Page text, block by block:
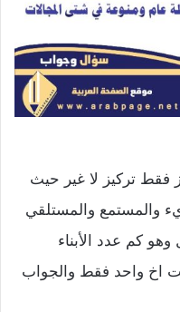
تركيز لا غير حيث
والمستمع والمستلقي
كم عدد الأبناء
اخ واحد فقط والجواب